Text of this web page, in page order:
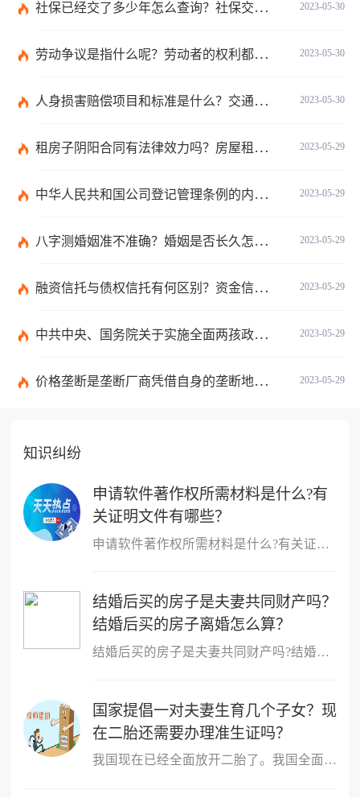
2023-05-30
社保已经交了多少年怎么查询？社保交满15了没到退休年龄怎么办？
2023-05-30
劳动争议是指什么呢？劳动者的权利都有哪些内容？
2023-05-30
人身损害赔偿项目和标准是什么？交通事故赔偿项目
2023-05-29
租房子阴阳合同有法律效力吗？房屋租赁阴阳合同的法律问题有哪些？
2023-05-29
中华人民共和国公司登记管理条例的内容有什么？公司减少注册资本的条例都有什么？
2023-05-29
八字测婚姻准不准确？婚姻是否长久怎么判断？
2023-05-29
融资信托与债权信托有何区别？资金信托作为一种信用形式必然具有融通资金的职能吗？
2023-05-29
中共中央、国务院关于实施全面两孩政策改革完善计划生育服务管理的决定第八条是什么内容？
2023-05-29
价格垄断是垄断厂商凭借自身的垄断地位吗？国家明令禁止的价格垄断协议行为有哪些？
知识纠纷
申请软件著作权所需材料是什么?有
关证明文件有哪些？
申请软件著作权所需材料是什么?有关证明文件有哪些?软件著作权登记...
结婚后买的房子是夫妻共同财产吗？
结婚后买的房子离婚怎么算？
结婚后买的房子是夫妻共同财产吗?结婚后买的房子不一定属于共同财产...
国家提倡一对夫妻生育几个子女？现
在二胎还需要办理准生证吗？
我国现在已经全面放开二胎了。我国全面开放二孩政策是自2016年1月1...